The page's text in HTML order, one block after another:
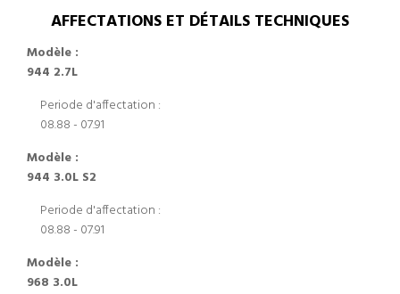
AFFECTATIONS ET DÉTAILS TECHNIQUES
Modèle :
944 2.7L
Periode d'affectation :
08.88 - 07.91
Modèle :
944 3.0L S2
Periode d'affectation :
08.88 - 07.91
Modèle :
968 3.0L